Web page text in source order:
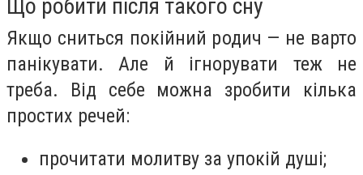
Що робити після такого сну
Якщо сниться покійний родич — не варто
панікувати. Але й ігнорувати теж не
треба. Від себе можна зробити кілька
простих речей:
прочитати молитву за упокій душі;